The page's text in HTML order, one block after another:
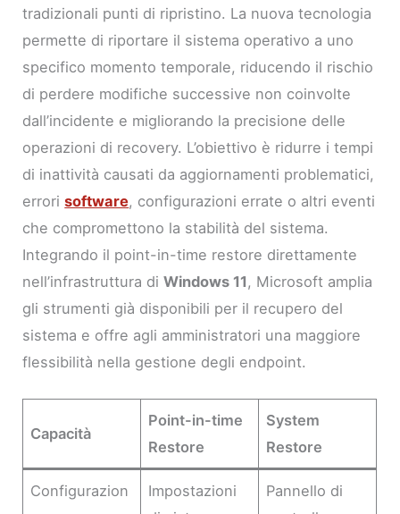
tradizionali punti di ripristino. La nuova tecnologia
permette di riportare il sistema operativo a uno
specifico momento temporale, riducendo il rischio
di perdere modifiche successive non coinvolte
dall’incidente e migliorando la precisione delle
operazioni di recovery. L’obiettivo è ridurre i tempi
di inattività causati da aggiornamenti problematici,
errorisoftware, configurazioni errate o altri eventi
che compromettono la stabilità del sistema.
Integrando il point-in-time restore direttamente
nell’infrastruttura diWindows 11 , Microsoft amplia
gli strumenti già disponibili per il recupero del
sistema e offre agli amministratori una maggiore
flessibilità nella gestione degli endpoint.
Capacità
Point-in-time
Restore
System
Restore
Configurazion
Impostazioni
Pannello di